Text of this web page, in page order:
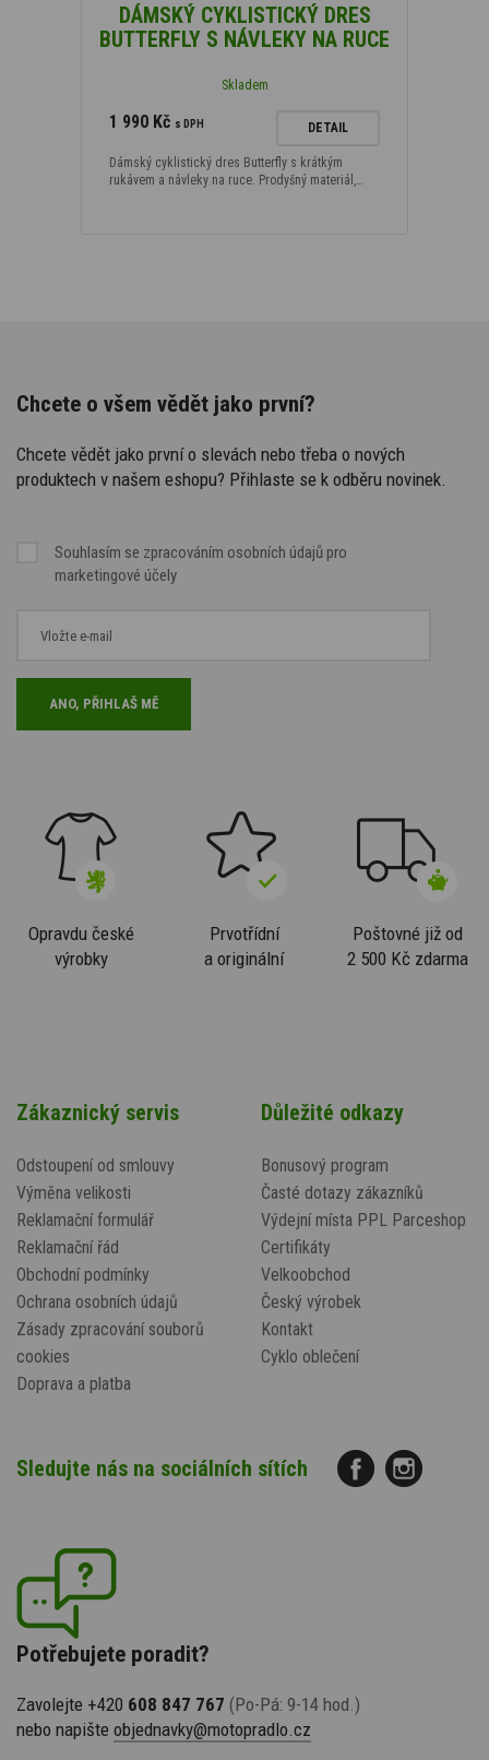
DÁMSKÝ CYKLISTICKÝ DRES
BUTTERFLY S NÁVLEKY NA RUCE
Skladem
1 990 Kč s DPH DETAIL
Dámský cyklistický dres Butterfly s krátkým
rukávem a návleky na ruce. Prodyšný materiál,…
Chcete o všem vědět jako první?
Chcete vědět jako první o slevách nebo třeba o nových
produktech v našem eshopu? Přihlaste se k odběru novinek.
Souhlasím se zpracováním osobních údajů pro
marketingové účely
Opravdu české
výrobky
Prvotřídní
a originální
Poštovné již od
2 500 Kč zdarma
Zákaznický servis
Odstoupení od smlouvy
Výměna velikosti
Reklamační formulář
Reklamační řád
Obchodní podmínky
Ochrana osobních údajů
Zásady zpracování souborů
cookies
Doprava a platba
Důležité odkazy
Bonusový program
Časté dotazy zákazníků
Výdejní místa PPL Parceshop
Certifikáty
Velkoobchod
Český výrobek
Kontakt
Cyklo oblečení
Sledujte nás na sociálních sítích
Potřebujete poradit?
Zavolejte +420 608 847 767 (Po-Pá: 9-14 hod.)
nebo napište objednavky@motopradlo.cz